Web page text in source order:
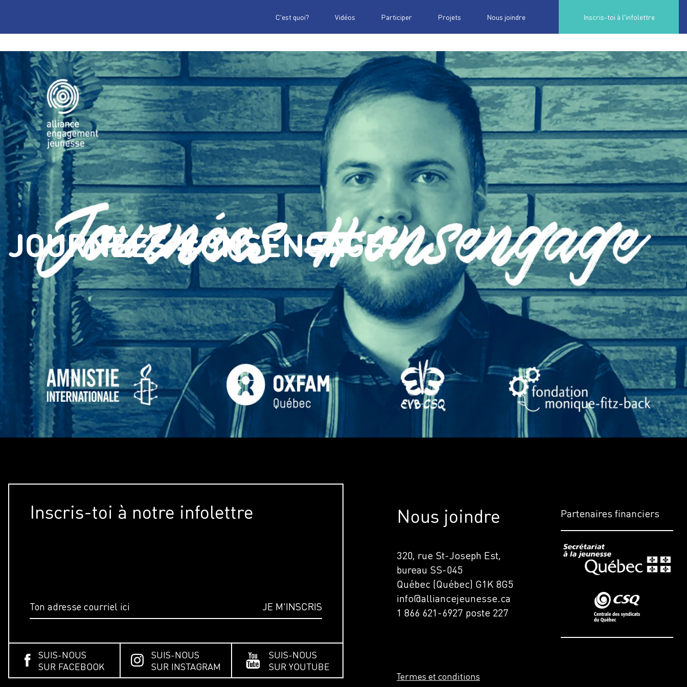
C’est quoi? Vidéos Participer Projets Nous joindre Inscris-toi à l'infolettre
JOURNÉES #ONSENGAGE
Inscris-toi à notre infolettre
SUIS-NOUS
SUR FACEBOOK
SUIS-NOUS
SUR INSTAGRAM
SUIS-NOUS
SUR YOUTUBE
Nous joindre
320, rue St-Joseph Est,
bureau SS-045
Québec (Québec) G1K 8G5
info@alliancejeunesse.ca
1 866 621-6927 poste 227
Termes et conditions
Partenaires financiers